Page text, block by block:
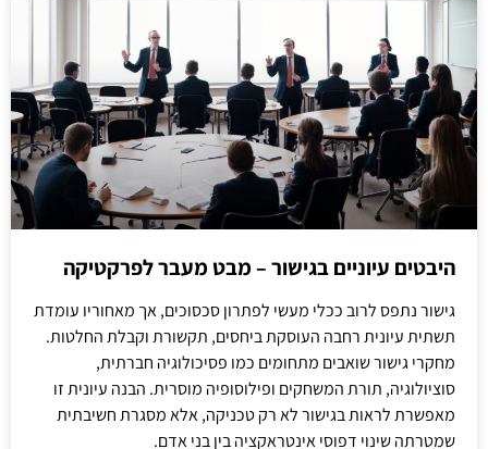
היבטים עיוניים בגישור – מבט מעבר לפרקטיקה
גישור נתפס לרוב ככלי מעשי לפתרון סכסוכים, אך מאחוריו עומדת
תשתית עיונית רחבה העוסקת ביחסים, תקשורת וקבלת החלטות.
מחקרי גישור שואבים מתחומים כמו פסיכולוגיה חברתית,
סוציולוגיה, תורת המשחקים ופילוסופיה מוסרית. הבנה עיונית זו
מאפשרת לראות בגישור לא רק טכניקה, אלא מסגרת חשיבתית
שמטרתה שינוי דפוסי אינטראקציה בין בני אדם.